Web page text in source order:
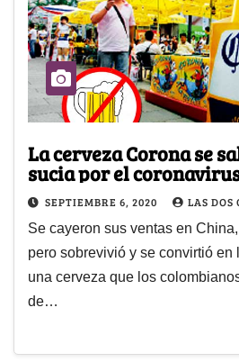
La cerveza Corona se
sucia por el
SEPTIEMBRE 6, 2020 LAS DOS
Se cayeron sus ventas en
pero sobrevivió y se convirtió en
una cerveza que los
de…